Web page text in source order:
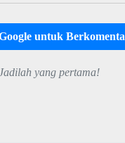
untuk
yang pertama!